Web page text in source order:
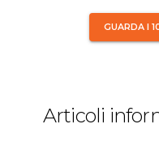
GUARDA I
Articoli